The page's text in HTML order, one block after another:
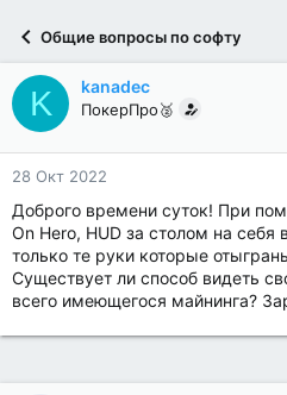
Общие вопросы по софту
K kanadec
ПокерПро🥈
28 Окт 2022
Доброго времени суток! При
On Hero, HUD за столом на себя
только те руки которые
Существует ли способ видеть
всего имеющегося майнинга?